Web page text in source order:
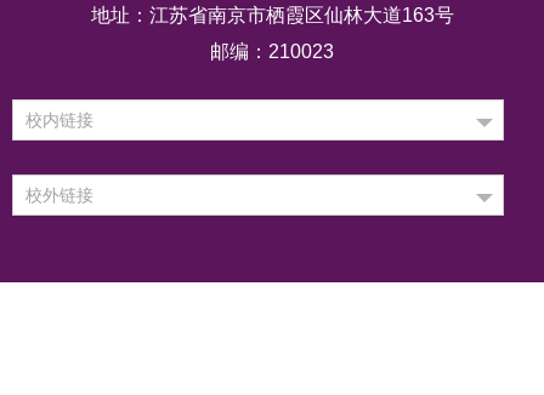
地址：江苏省南京市栖霞区仙林大道163号
邮编：210023
校内链接
校外链接